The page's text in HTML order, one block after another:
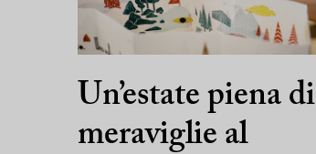
Un’estate piena di
meraviglie al